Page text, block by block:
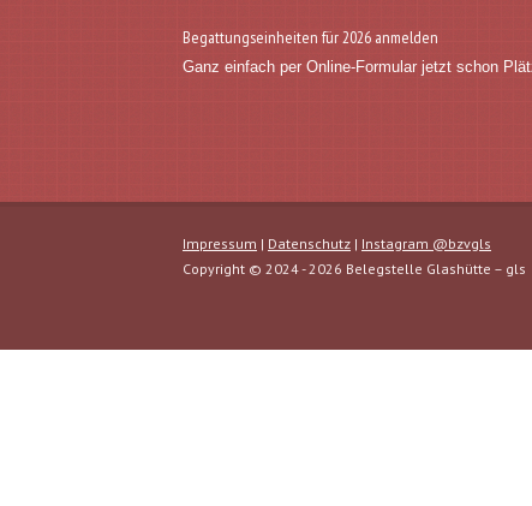
Begattungseinheiten für 2026 anmelden
Ganz einfach per Online-Formular jetzt schon
Impressum | Datenschutz | Instagram @bzvgls
Copyright © 2024 - 2026 Belegstelle Glashütte – gls